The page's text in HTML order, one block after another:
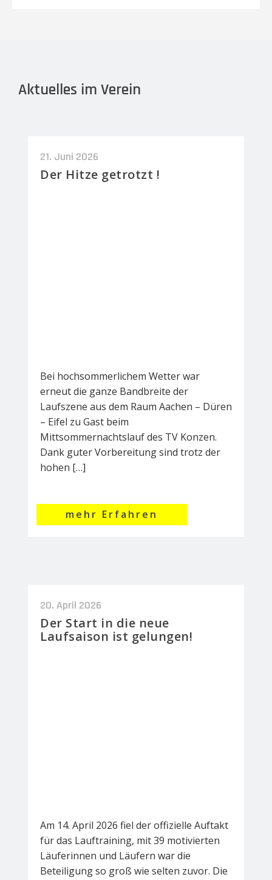
Aktuelles im Verein
21. Juni 2026
Der Hitze getrotzt !
Bei hochsommerlichem Wetter war
erneut die ganze Bandbreite der
Laufszene aus dem Raum Aachen – Düren
– Eifel zu Gast beim
Mittsommernachtslauf des TV Konzen.
Dank guter Vorbereitung sind trotz der
hohen […]
mehr Erfahren
20. April 2026
Der Start in die neue
Laufsaison ist gelungen!
Am 14. April 2026 fiel der offizielle Auftakt
für das Lauftraining, mit 39 motivierten
Läuferinnen und Läufern war die
Beteiligung so groß wie selten zuvor. Die